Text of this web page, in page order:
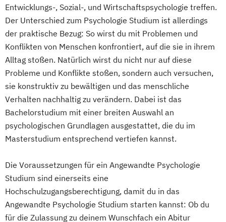
Entwicklungs-, Sozial-, und Wirtschaftspsychologie treffen.
Der Unterschied zum Psychologie Studium ist allerdings
der praktische Bezug: So wirst du mit Problemen und
Konflikten von Menschen konfrontiert, auf die sie in ihrem
Alltag stoßen. Natürlich wirst du nicht nur auf diese
Probleme und Konflikte stoßen, sondern auch versuchen,
sie konstruktiv zu bewältigen und das menschliche
Verhalten nachhaltig zu verändern. Dabei ist das
Bachelorstudium mit einer breiten Auswahl an
psychologischen Grundlagen ausgestattet, die du im
Masterstudium entsprechend vertiefen kannst.
Die Voraussetzungen für ein Angewandte Psychologie
Studium sind einerseits eine
Hochschulzugangsberechtigung, damit du in das
Angewandte Psychologie Studium starten kannst: Ob du
für die Zulassung zu deinem Wunschfach ein Abitur